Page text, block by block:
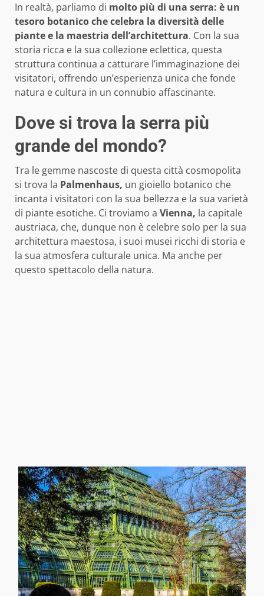
In realtà, parliamo di molto più di una serra: è un
tesoro botanico che celebra la diversità delle
piante e la maestria dell’architettura. Con la sua
storia ricca e la sua collezione eclettica, questa
struttura continua a catturare l’immaginazione dei
visitatori, offrendo un’esperienza unica che fonde
natura e cultura in un connubio affascinante.
Dove si trova la serra più
grande del mondo?
Tra le gemme nascoste di questa città cosmopolita
si trova la Palmenhaus, un gioiello botanico che
incanta i visitatori con la sua bellezza e la sua varietà
di piante esotiche. Ci troviamo a Vienna, la capitale
austriaca, che, dunque non è celebre solo per la sua
architettura maestosa, i suoi musei ricchi di storia e
la sua atmosfera culturale unica. Ma anche per
questo spettacolo della natura.